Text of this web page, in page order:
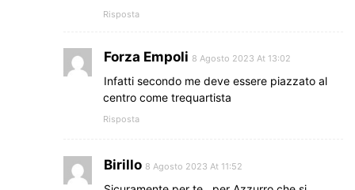
Risposta
Forza Empoli 8 Agosto 2023 At 13:02
Infatti secondo me deve essere piazzato al
centro come trequartista
Risposta
Birillo 8 Agosto 2023 At 11:52